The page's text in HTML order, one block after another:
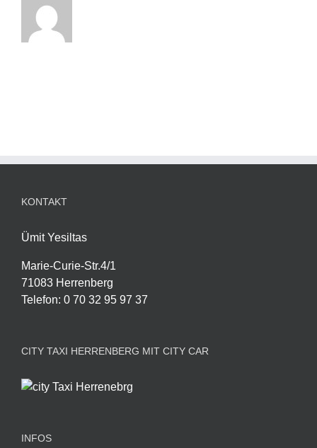
KONTAKT
Ümit Yesiltas
Marie-Curie-Str.4/1
71083 Herrenberg
Telefon: 0 70 32 95 97 37
CITY TAXI HERRENBERG MIT CITY CAR
INFOS